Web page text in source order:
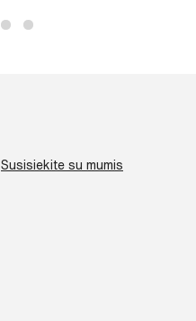
Susisiekite su mumis